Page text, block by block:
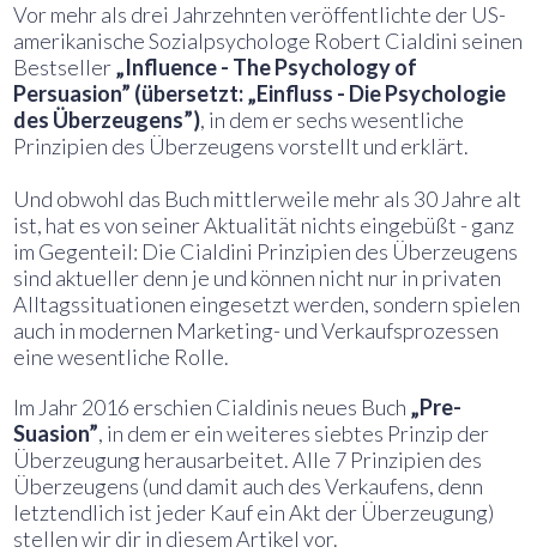
Vor mehr als drei Jahrzehnten veröffentlichte der US-
amerikanische Sozialpsychologe Robert Cialdini seinen
Bestseller„Influence - The Psychology of
Persuasion” (übersetzt: „Einfluss - Die Psychologie
des Überzeugens”), in dem er sechs wesentliche
Prinzipien des Überzeugens vorstellt und erklärt.
Und obwohl das Buch mittlerweile mehr als 30 Jahre alt
ist, hat es von seiner Aktualität nichts eingebüßt - ganz
im Gegenteil: Die Cialdini Prinzipien des Überzeugens
sind aktueller denn je und können nicht nur in privaten
Alltagssituationen eingesetzt werden, sondern spielen
auch in modernen Marketing- und Verkaufsprozessen
eine wesentliche Rolle.
Im Jahr 2016 erschien Cialdinis neues Buch „Pre-
Suasion”, in dem er ein weiteres siebtes Prinzip der
Überzeugung herausarbeitet. Alle 7 Prinzipien des
Überzeugens (und damit auch des Verkaufens, denn
letztendlich ist jeder Kauf ein Akt der Überzeugung)
stellen wir dir in diesem Artikel vor.